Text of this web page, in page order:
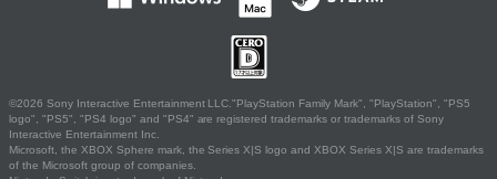
©2026 Sony Interactive Entertainment LLC."PlayStation Family Mark", "PlayStation", "PS5
logo", "PS5", "PS4 logo" and "PS4" are registered trademarks or trademarks of Sony
Interactive Entertainment Inc.
Microsoft, the XBOX Sphere mark, the Series X|S logo and XBOX Series X|S are trademarks
of the Microsoft group of companies.